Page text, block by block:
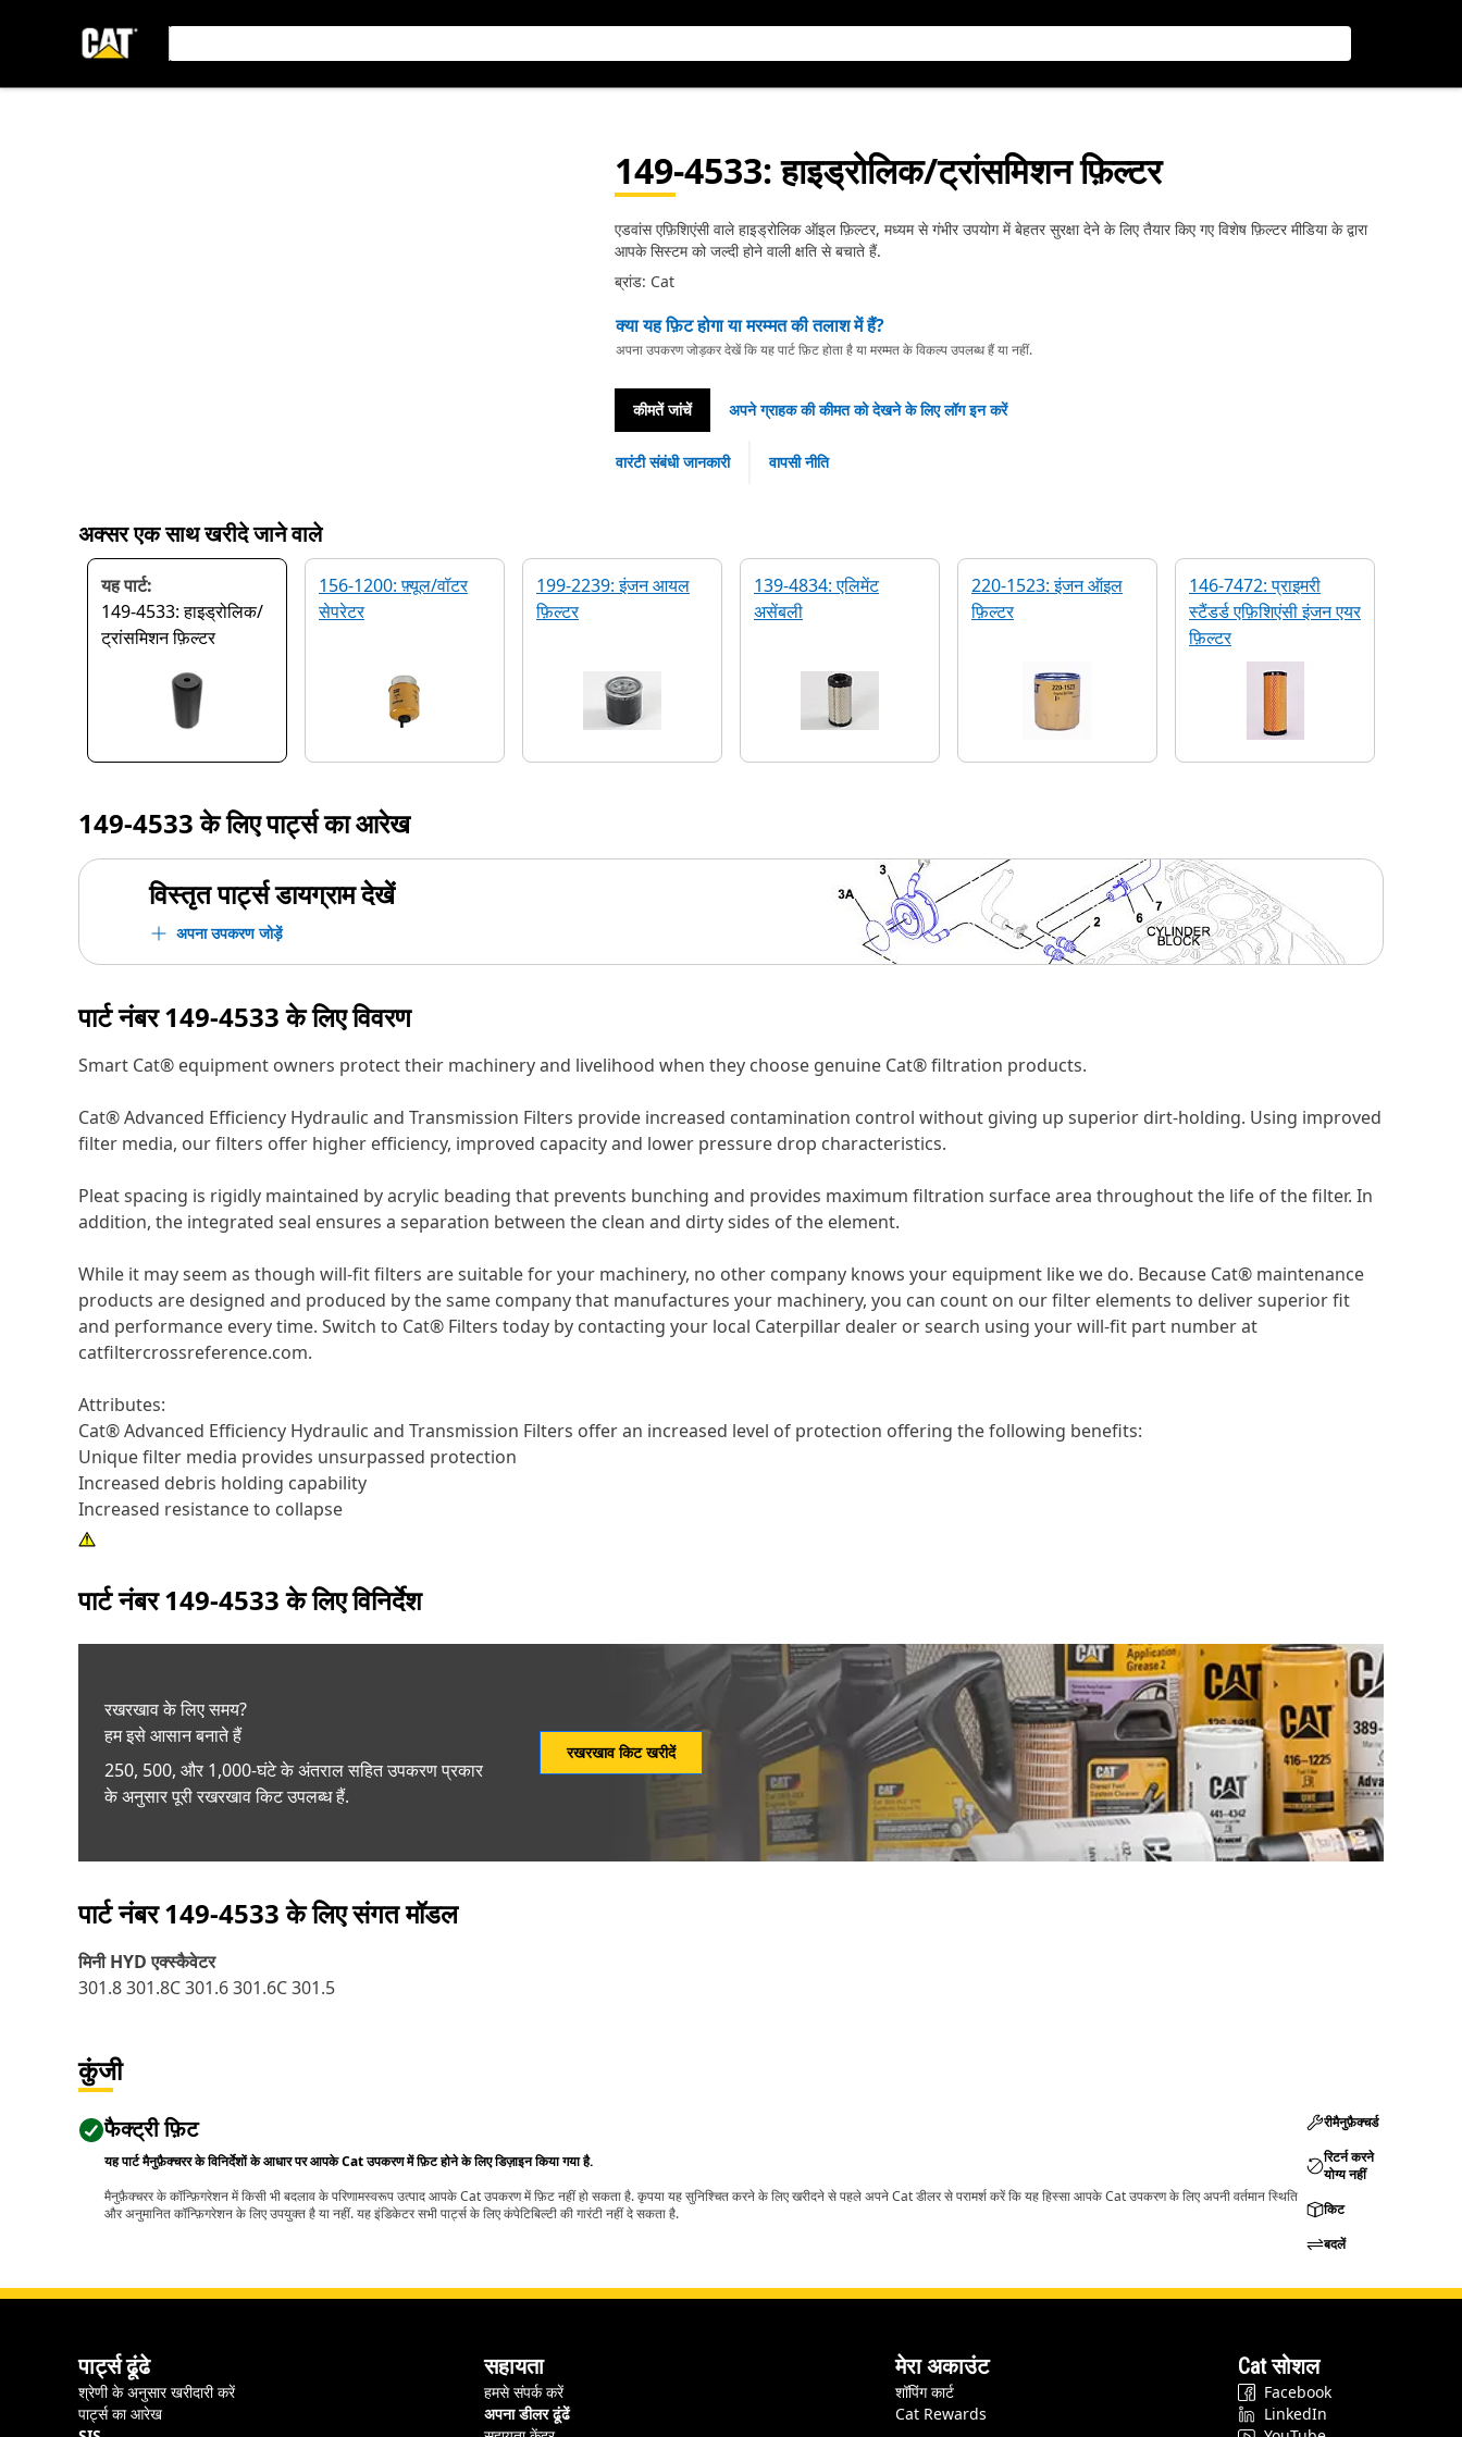
149-4533: हाइड्रोलिक/ट्रांसमिशन फ़िल्टर
एडवांस एफ़िशिएंसी वाले हाइड्रोलिक ऑइल फ़िल्टर, मध्यम से गंभीर उपयोग में बेहतर सुरक्षा देने के लिए तैयार किए गए विशेष फ़िल्टर मीडिया के द्वारा
आपके सिस्टम को जल्दी होने वाली क्षति से बचाते हैं.
ब्रांड: Cat
क्या यह फ़िट होगा या मरम्मत की तलाश में हैं?
अपना उपकरण जोड़कर देखें कि यह पार्ट फ़िट होता है या मरम्मत के विकल्प उपलब्ध हैं या नहीं.
कीमतें जांचें अपने ग्राहक की कीमत को देखने के लिए लॉग इन करें
वारंटी संबंधी जानकारी वापसी नीति
अक्सर एक साथ खरीदे जाने वाले
यह पार्ट:
149-4533: हाइड्रोलिक/
ट्रांसमिशन फ़िल्टर
156-1200: फ़्यूल/वॉटर
सेपरेटर
199-2239: इंजन आयल
फ़िल्टर
139-4834: एलिमेंट
असेंबली
220-1523: इंजन ऑइल
फ़िल्टर
146-7472: प्राइमरी
स्टैंडर्ड एफ़िशिएंसी इंजन एयर
फ़िल्टर
149-4533के लिए पार्ट्स का आरेख
विस्तृत पार्ट्स डायग्राम देखें
अपना उपकरण जोड़ें
पार्ट नंबर149-4533के लिए विवरण
Smart Cat® equipment owners protect their machinery and livelihood when they choose genuine Cat® filtration products.
Cat® Advanced Efficiency Hydraulic and Transmission Filters provide increased contamination control without giving up superior dirt-holding. Using improved
filter media, our filters offer higher efficiency, improved capacity and lower pressure drop characteristics.
Pleat spacing is rigidly maintained by acrylic beading that prevents bunching and provides maximum filtration surface area throughout the life of the filter. In
addition, the integrated seal ensures a separation between the clean and dirty sides of the element.
While it may seem as though will-fit filters are suitable for your machinery, no other company knows your equipment like we do. Because Cat® maintenance
products are designed and produced by the same company that manufactures your machinery, you can count on our filter elements to deliver superior fit
and performance every time. Switch to Cat® Filters today by contacting your local Caterpillar dealer or search using your will-fit part number at
catfiltercrossreference.com.
Attributes:
Cat® Advanced Efficiency Hydraulic and Transmission Filters offer an increased level of protection offering the following benefits:
Unique filter media provides unsurpassed protection
Increased debris holding capability
Increased resistance to collapse
पार्ट नंबर149-4533के लिए विनिर्देश
रखरखाव के लिए समय?
हम इसे आसान बनाते हैं
250, 500, और 1,000-घंटे के अंतराल सहित उपकरण प्रकार
के अनुसार पूरी रखरखाव किट उपलब्ध हैं.
रखरखाव किट खरीदें
पार्ट नंबर149-4533के लिए संगत मॉडल
मिनी HYD एक्स्कैवेटर
301.8 301.8C 301.6 301.6C 301.5
कुंजी
फैक्ट्री फ़िट
यह पार्ट मैनुफ़ैक्चरर के विनिर्देशों के आधार पर आपके Cat उपकरण में फ़िट होने के लिए डिज़ाइन किया गया है.
मैनुफ़ैक्चरर के कॉन्फ़िगरेशन में किसी भी बदलाव के परिणामस्वरूप उत्पाद आपके Cat उपकरण में फ़िट नहीं हो सकता है. कृपया यह सुनिश्चित करने के लिए खरीदने से पहले अपने Cat डीलर से परामर्श करें कि यह हिस्सा आपके Cat उपकरण के लिए अपनी वर्तमान स्थिति
और अनुमानित कॉन्फ़िगरेशन के लिए उपयुक्त है या नहीं. यह इंडिकेटर सभी पार्ट्स के लिए कंपेटिबिल्टी की गारंटी नहीं दे सकता है.
रीमैनुफ़ैक्चर्ड
रिटर्न करने
योग्य नहीं
किट
बदलें
पार्ट्स ढूंढे
श्रेणी के अनुसार खरीदारी करें
पार्ट्स का आरेख
सहायता
हमसे संपर्क करें
अपना डीलर ढूंढें
मेरा अकाउंट
शॉपिंग कार्ट
Cat Rewards
Cat सोशल
Facebook
LinkedIn